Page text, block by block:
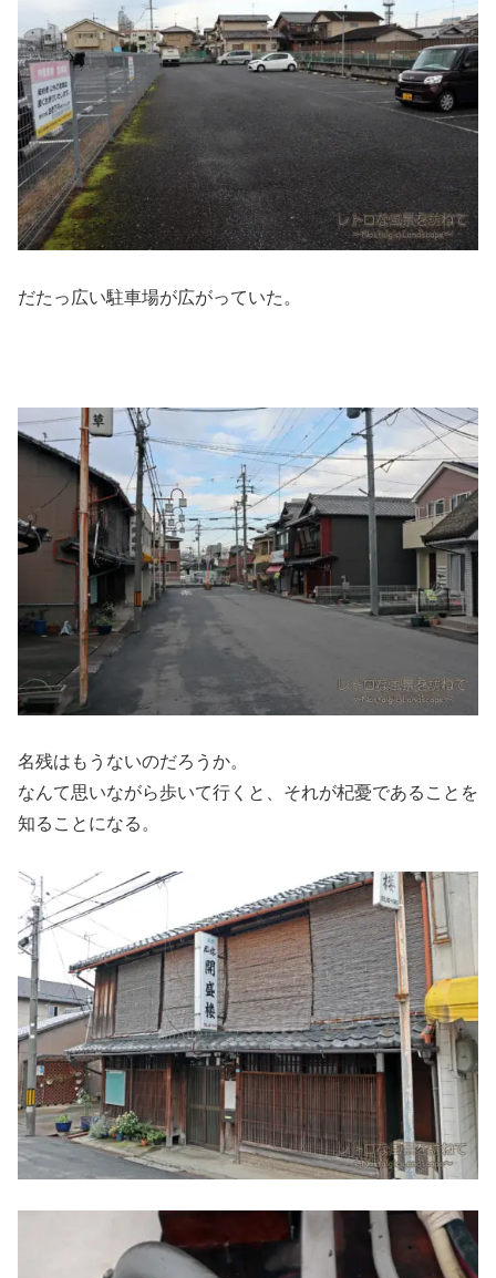
だたっ広い駐車場が広がっていた。
名残はもうないのだろうか。
なんて思いながら歩いて行くと、それが杞憂であることを
知ることになる。